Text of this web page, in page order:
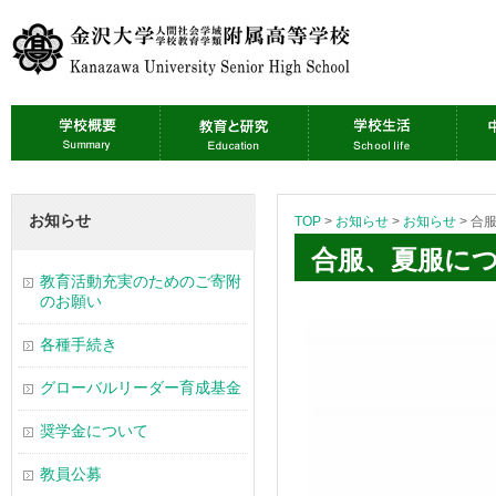
TOP > お知らせ > お知らせ > 合
合服、夏服に
お知らせ
教育活動充実のためのご寄附
のお願い
各種手続き
グローバルリーダー育成基金
奨学金について
教員公募